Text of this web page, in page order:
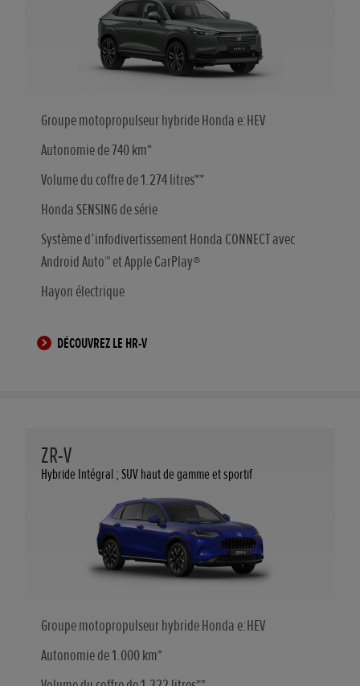
Groupe motopropulseur hybride Honda e:HEV
Autonomie de 740 km*
Volume du coffre de 1.274 litres**
Honda SENSING de série
Système d’infodivertissement Honda CONNECT avec
Android Auto™ et Apple CarPlay®
Hayon électrique
DÉCOUVREZ LE HR-V
ZR-V
Hybride Intégral ; SUV haut de gamme et sportif
Groupe motopropulseur hybride Honda e:HEV
Autonomie de 1.000 km*